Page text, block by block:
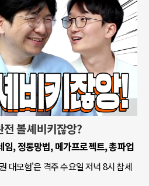
볼셰비키잖앙?
, 정통망법, 메가프로젝트, 총파업
대모험'은 격주 수요일 저녁 8시 참세